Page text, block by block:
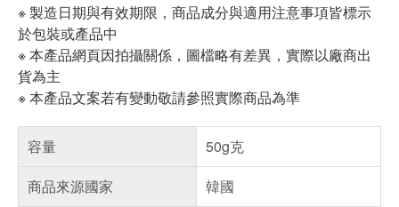
※ 製造日期與有效期限，商品成分與適用注意事項皆標示
於包裝或產品中
※ 本產品網頁因拍攝關係，圖檔略有差異，實際以廠商出
貨為主
※ 本產品文案若有變動敬請參照實際商品為準
容量
50g克
商品來源國家
韓國